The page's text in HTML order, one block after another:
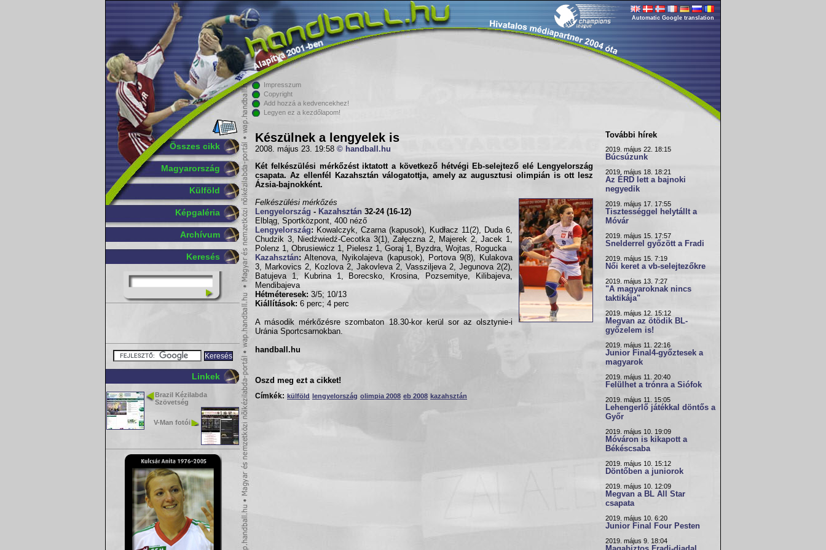
Összes cikk
Magyarország
Külföld
Képgaléria
Archívum
Keresés
Linkek
Brazil Kézilabda
Szövetség
V-Man fotói
Automatic Google translation
Impresszum
Copyright
Add hozzá a kedvencekhez!
Legyen ez a kezdőlapom!
Készülnek a lengyelek is
2008. május 23. 19:58 © handball.hu
Két felkészülési mérkőzést iktatott a következő hétvégi Eb-selejtező elé Lengyelország
csapata. Az ellenfél
Kazahsztánválogatottja, amely az augusztusi olimpián is ott lesz
Ázsia-bajnokként.
Felkészülési mérkőzés
Lengyelország - Kazahsztán 32-24 (16-12)
Elbląg, Sportközpont, 400 néző
Lengyelország: Kowalczyk, Czarna (kapusok), Kudłacz 11(2), Duda 6,
Chudzik 3, Niedźwiedź-Cecotka 3(1), Załęczna 2, Majerek 2, Jacek 1,
Polenz 1, Obrusiewicz 1, Pielesz 1, Goraj 1, Byzdra, Wojtas, Rogucka
Kazahsztán: Altenova, Nyikolajeva (kapusok), Portova 9(8), Kulakova
3, Markovics 2, Kozlova 2, Jakovleva 2, Vassziljeva 2, Jegunova 2(2),
Batujeva 1, Kubrina 1, Borecsko, Krosina, Pozsemitye, Kilibajeva,
Mendibajeva
Hétméteresek: 3/5; 10/13
Kiállítások: 6 perc; 4 perc
A második mérkőzésre szombaton 18.30-kor kerül sor az olsztynie-i
Uránia Sportcsarnokban.
handball.hu
Oszd meg ezt a cikket!
Címkék: külföld lengyelország olimpia 2008 eb 2008 kazahsztán
További hírek
2019. május 22. 18:15
Búcsúzunk
2019. május 18. 18:21
Az ÉRD lett a bajnoki
negyedik
2019. május 17. 17:55
Tisztességgel helytállt a
Móvár
2019. május 15. 17:57
Snelderrel győzött a Fradi
2019. május 15. 7:19
Női keret a vb-selejtezőkre
2019. május 13. 7:27
"A magyaroknak nincs
taktikája"
2019. május 12. 15:12
Megvan az ötödik BL-
győzelem is!
2019. május 11. 22:16
Junior Final4-győztesek a
magyarok
2019. május 11. 20:40
Felülhet a trónra a Siófok
2019. május 11. 15:05
Lehengerlő játékkal döntős a
Győr
2019. május 10. 19:09
Móváron is kikapott a
Békéscsaba
2019. május 10. 15:12
Döntőben a juniorok
2019. május 10. 12:09
Megvan a BL All Star
csapata
2019. május 10. 6:20
Junior Final Four Pesten
2019. május 9. 18:04